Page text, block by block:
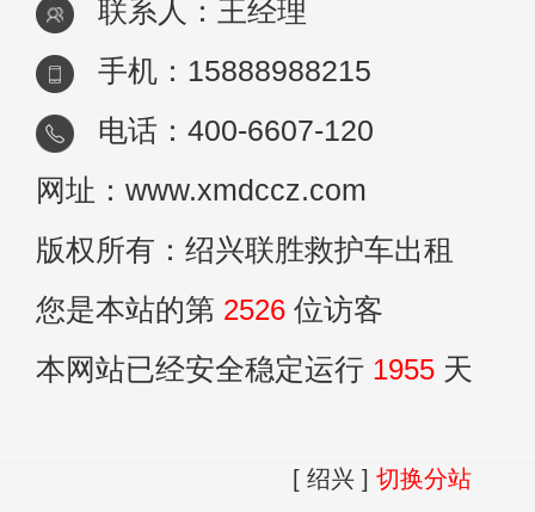
联系人：王经理
手机：15888988215
电话：400-6607-120
网址：www.xmdccz.com
版权所有：绍兴联胜救护车出租
您是本站的第 2526 位访客
本网站已经安全稳定运行 1955 天
[ 绍兴 ] 切换分站